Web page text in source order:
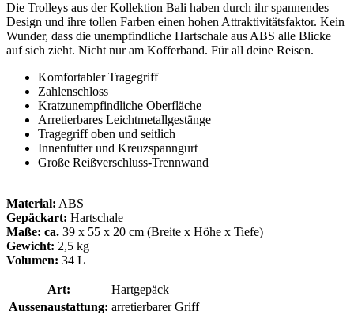
Die Trolleys aus der Kollektion Bali haben durch ihr spannendes
Design und ihre tollen Farben einen hohen Attraktivitätsfaktor. Kein
Wunder, dass die unempfindliche Hartschale aus ABS alle Blicke
auf sich zieht. Nicht nur am Kofferband. Für all deine Reisen.
Komfortabler Tragegriff
Zahlenschloss
Kratzunempfindliche Oberfläche
Arretierbares Leichtmetallgestänge
Tragegriff oben und seitlich
Innenfutter und Kreuzspanngurt
Große Reißverschluss-Trennwand
Material: ABS
Gepäckart: Hartschale
Maße: ca. 39 x 55 x 20 cm (Breite x Höhe x Tiefe)
Gewicht: 2,5 kg
Volumen: 34 L
Art:
Hartgepäck
Aussenaustattung: arretierbarer Griff